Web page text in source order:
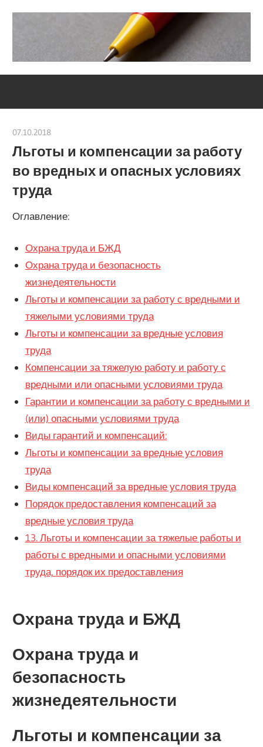
07.10.2018
Льготы и компенсации за работу
во вредных и опасных условиях
труда
Оглавление:
Охрана труда и БЖД
Охрана труда и безопасность
жизнедеятельности
Льготы и компенсации за работу с вредными и
тяжелыми условиями труда
Льготы и компенсации за вредные условия
труда
Компенсации за тяжелую работу и работу с
вредными или опасными условиями труда
Гарантии и компенсации за работу с вредными и
(или) опасными условиями труда
Виды гарантий и компенсаций:
Льготы и компенсации за вредные условия
труда
Виды компенсаций за вредные условия труда
Порядок предоставления компенсаций за
вредные условия труда
13. Льготы и компенсации за тяжелые работы и
работы с вредными и опасными условиями
труда, порядок их предоставления
Охрана труда и БЖД
Охрана труда и
безопасность
жизнедеятельности
Льготы и компенсации за